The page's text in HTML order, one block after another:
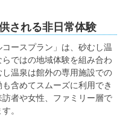
される非日常体験
ースプラン」は、砂むし温
ではの地域体験を組み合わ
温泉は館外の専用施設での
含めてスムーズに利用でき
者や女性、ファミリー層で
。